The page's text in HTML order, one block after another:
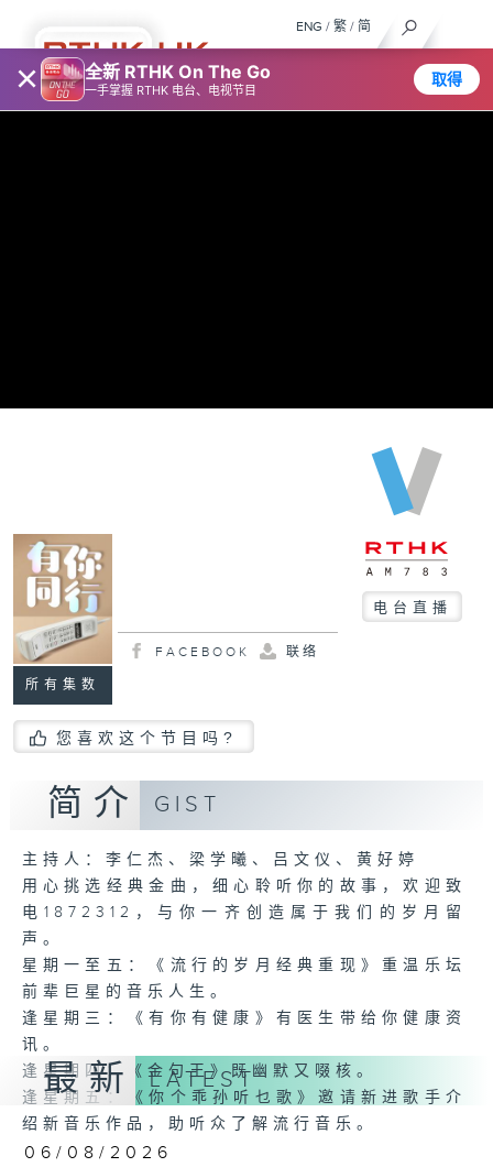
× 全新 RTHK On The Go
一手掌握 RTHK 电台、电视节目
取得
ENG / 繁 / 简
同
梁
学
曦、
吕
文
仪、
黄
好
婷
至
五
下
午
四
时
至
六
时
所有集数
电台直播
FACEBOOK 联络
您喜欢这个节目吗?
简介 GIST
主持人：李仁杰、梁学曦、吕文仪、黄好婷
用心挑选经典金曲，细心聆听你的故事，欢迎致
电1872312，与你一齐创造属于我们的岁月留
声。
星期一至五：《流行的岁月经典重现》重温乐坛
前辈巨星的音乐人生。
逢星期三：《有你有健康》有医生带给你健康资
讯。
逢星期四：《金句王》既幽默又啜核。
逢星期五：《你个乖孙听乜歌》邀请新进歌手介
绍新音乐作品，助听众了解流行音乐。
最新 LATEST
06/08/2026